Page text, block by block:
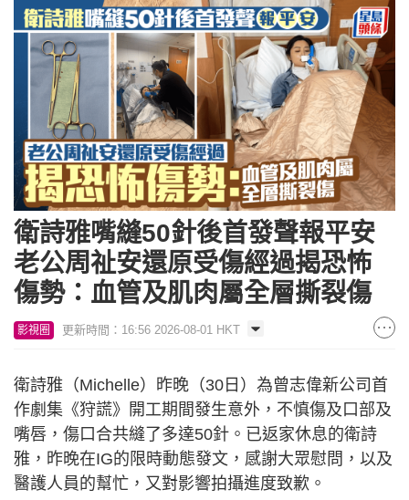
衛詩雅嘴縫50針後首發聲報平安
老公周祉安還原受傷經過揭恐怖
傷勢：血管及肌肉屬全層撕裂傷
影視圈 更新時間：16:56 2026-08-01 HKT
衛詩雅（Michelle）昨晚（30日）為曾志偉新公司首
作劇集《狩謊》開工期間發生意外，不慎傷及口部及
嘴唇，傷口合共縫了多達50針。已返家休息的衛詩
雅，昨晚在IG的限時動態發文，感謝大眾慰問，以及
醫護人員的幫忙，又對影響拍攝進度致歉。